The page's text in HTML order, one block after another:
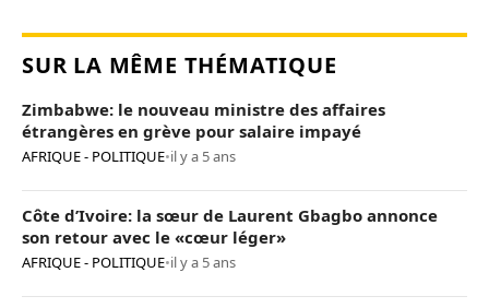
SUR LA MÊME THÉMATIQUE
Zimbabwe: le nouveau ministre des affaires
étrangères en grève pour salaire impayé
AFRIQUE - POLITIQUE•il y a 5 ans
Côte d’Ivoire: la sœur de Laurent Gbagbo annonce
son retour avec le «cœur léger»
AFRIQUE - POLITIQUE•il y a 5 ans